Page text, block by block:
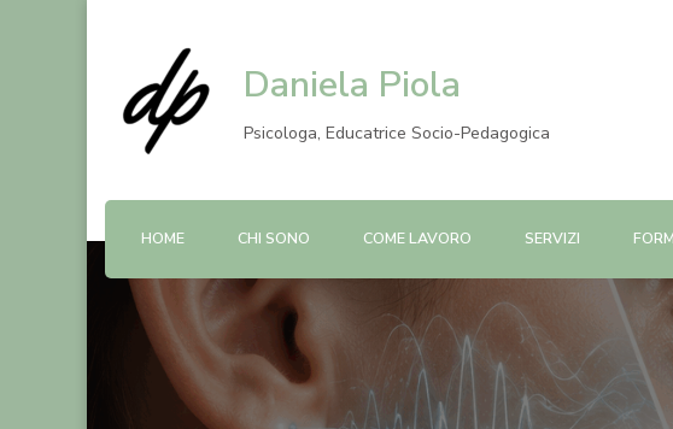
Daniela Piola
Psicologa, Educatrice Socio-Pedagogica
HOME CHI SONO COME LAVORO SERVIZI